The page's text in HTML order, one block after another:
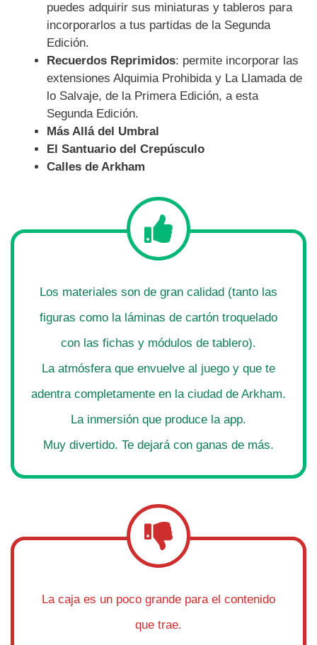
puedes adquirir sus miniaturas y tableros para
incorporarlos a tus partidas de la Segunda
Edición.
Recuerdos Reprimidos: permite incorporar las
extensiones Alquimia Prohibida y La Llamada de
lo Salvaje, de la Primera Edición, a esta
Segunda Edición.
Más Allá del Umbral
El Santuario del Crepúsculo
Calles de Arkham
Los materiales son de gran calidad (tanto las
figuras como la láminas de cartón troquelado
con las fichas y módulos de tablero).
La atmósfera que envuelve al juego y que te
adentra completamente en la ciudad de Arkham.
La inmersión que produce la app.
Muy divertido. Te dejará con ganas de más.
La caja es un poco grande para el contenido
que trae.